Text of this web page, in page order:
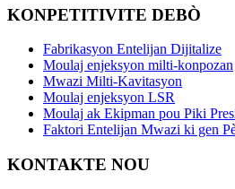
KONPETITIVITE DEBÒ
Fabrikasyon Entelijan Dijitalize
Moulaj enjeksyon milti-konpozan
Mwazi Milti-Kavitasyon
Moulaj enjeksyon LSR
Moulaj ak Ekipman pou Piki
Faktori Entelijan Mwazi ki gen
KONTAKTE NOU